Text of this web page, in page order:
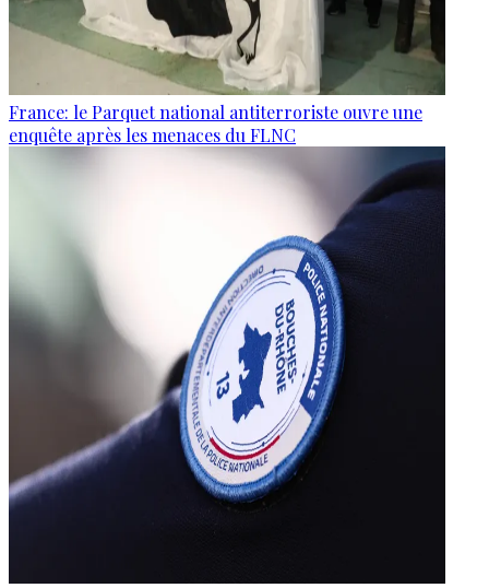
France: le Parquet national antiterroriste ouvre une
enquête après les menaces du FLNC